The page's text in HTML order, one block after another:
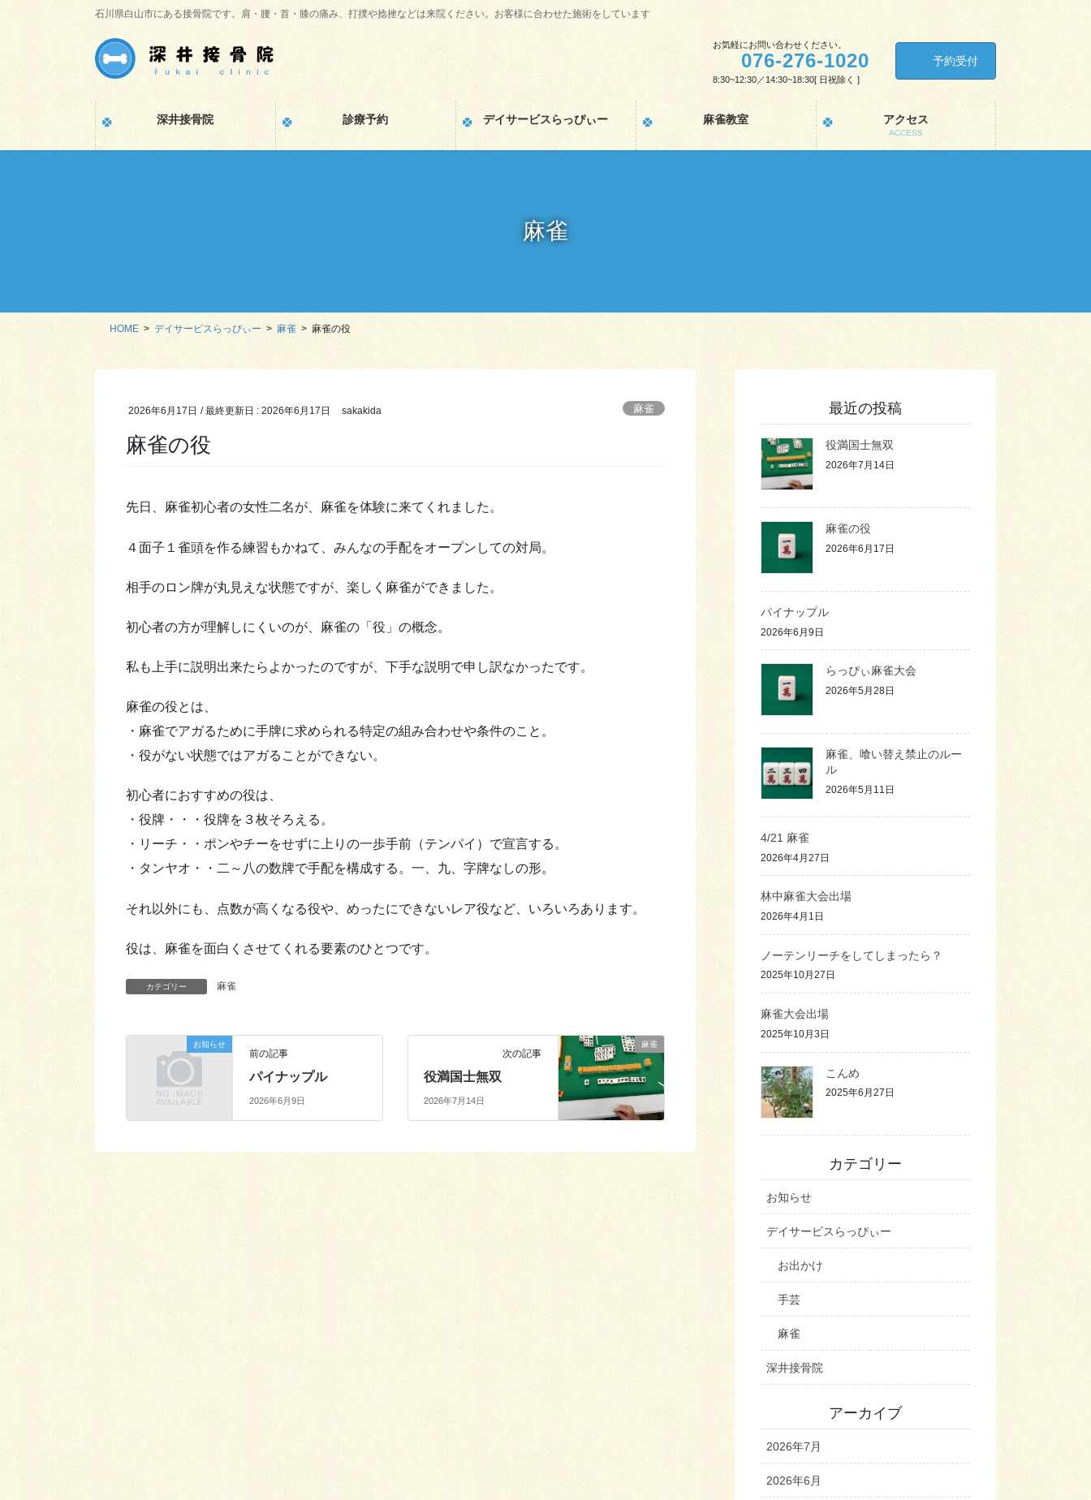
石川県白山市にある接骨院です。肩・腰・首・膝の痛み、打撲や捻挫などは来院ください。お客様に合わせた施術をしています
お気軽にお問い合わせください。
076-276-1020
8:30~12:30／14:30~18:30[ 日祝除く ]
予約受付
深井接骨院 診療予約 デイサービスらっぴぃー 麻雀教室 アクセス
ACCESS
麻雀
HOME デイサービスらっぴぃー 麻雀 麻雀の役
2026年6月17日 / 最終更新日 :2026年6月17日 sakakida 麻雀
麻雀の役
先日、麻雀初心者の女性二名が、麻雀を体験に来てくれました。
４面子１雀頭を作る練習もかねて、みんなの手配をオープンしての対局。
相手のロン牌が丸見えな状態ですが、楽しく麻雀ができました。
初心者の方が理解しにくいのが、麻雀の「役」の概念。
私も上手に説明出来たらよかったのですが、下手な説明で申し訳なかったです。
麻雀の役とは、
・麻雀でアガるために手牌に求められる特定の組み合わせや条件のこと。
・役がない状態ではアガることができない。
初心者におすすめの役は、
・役牌・・・役牌を３枚そろえる。
・リーチ・・ポンやチーをせずに上りの一歩手前（テンパイ）で宣言する。
・タンヤオ・・二～八の数牌で手配を構成する。一、九、字牌なしの形。
それ以外にも、点数が高くなる役や、めったにできないレア役など、いろいろあります。
役は、麻雀を面白くさせてくれる要素のひとつです。
カテゴリー 麻雀
お知らせ
前の記事
パイナップル
2026年6月9日
麻雀
次の記事
役満国士無双
2026年7月14日
最近の投稿
役満国士無双
2026年7月14日
麻雀の役
2026年6月17日
パイナップル
2026年6月9日
らっぴぃ麻雀大会
2026年5月28日
麻雀、喰い替え禁止のルー
ル
2026年5月11日
4/21 麻雀
2026年4月27日
林中麻雀大会出場
2026年4月1日
ノーテンリーチをしてしまったら？
2025年10月27日
麻雀大会出場
2025年10月3日
こんめ
2025年6月27日
カテゴリー
お知らせ
デイサービスらっぴぃー
お出かけ
手芸
麻雀
深井接骨院
アーカイブ
2026年7月
2026年6月